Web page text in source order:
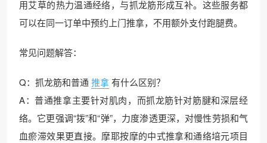
用艾草的热力温通经络，与抓龙筋形成互补。这些服务都
可以在同一订单中预约上门推拿，不用额外支付跑腿费。
常见问题解答：
Q：抓龙筋和普通 推拿有什么区别？
A：普通推拿主要针对肌肉，而抓龙筋针对筋腱和深层经
络。它更强调“拨”和“弹”，力度渗透更深，对慢性劳损和气
血瘀滞效果更直接。摩耶按摩的中式推拿和通络培元项目